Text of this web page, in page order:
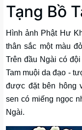
Tạng Bồ
Hình ảnh Phật Hư
thân sắc một màu
Trên đầu Ngài có
Tam muội da đạo -
được đặt bên hông
sen có miếng ngọc
Ngài.